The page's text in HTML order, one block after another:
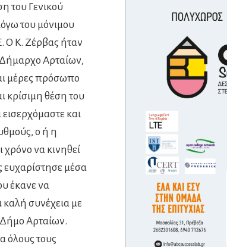
του Γενικού
του μόνιμου
Ο Κ. Ζέρβας ήταν
Δήμαρχο Αρταίων,
μέρες πρόσωπο
κρίσιμη θέση του
εισερχόμαστε και
ο ή η
να κινηθεί
ευχαρίστησε μέσα
έκανε να
συνέχεια με
Δήμο Αρταίων.
όλους τους